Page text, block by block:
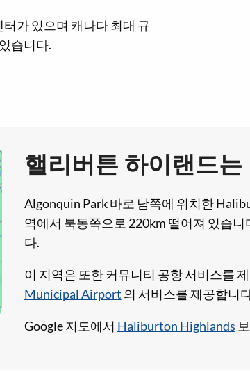
가 있으며 캐나다 최대 규
습니다.
핼리버튼 하이랜드
Algonquin Park 바로 남쪽에 위치한
역에서 북동쪽으로 220km 떨어져 있습
다.
이 지역은 또한 커뮤니티 공항 서비스를
Municipal Airport 의 서비스를 제공합니
Google 지도에서 Haliburton Highlands